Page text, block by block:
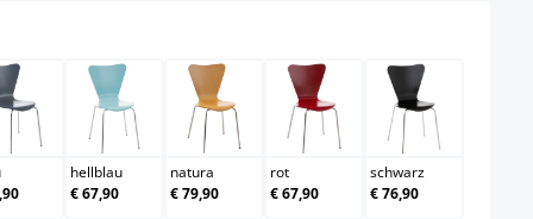
grau hellblau
hellblau
€ 67,90
natura
natura
€ 79,90
rot
rot
€ 67,90
schwarz
schwarz
€ 76,90